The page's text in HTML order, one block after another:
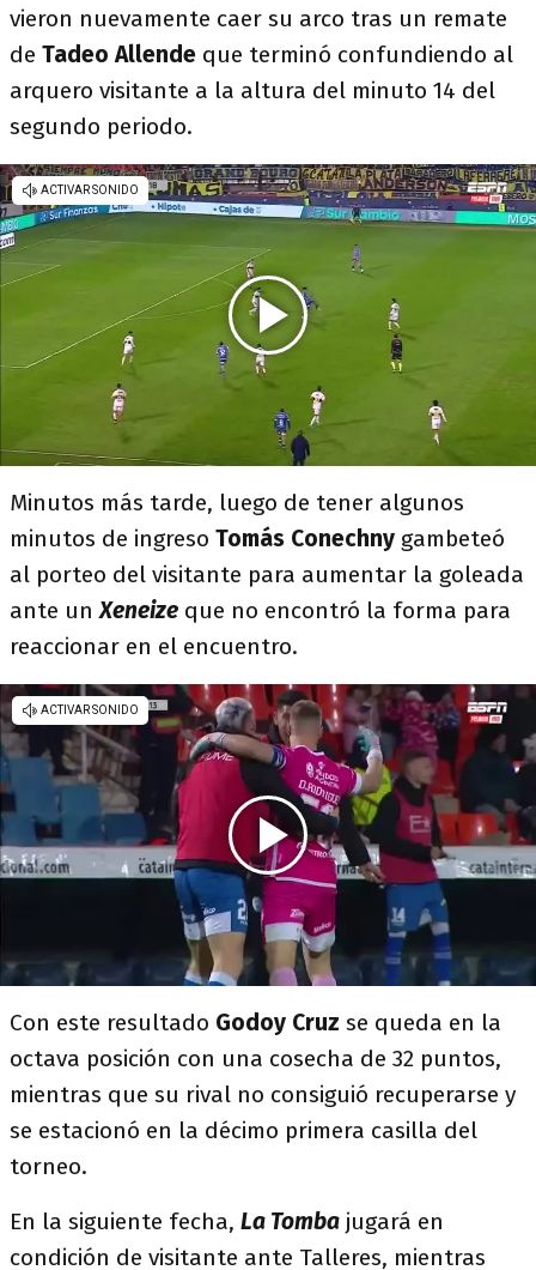
vieron nuevamente caer su arco tras un remate
de Tadeo Allende que terminó confundiendo al
arquero visitante a la altura del minuto 14 del
segundo periodo.
Minutos más tarde, luego de tener algunos
minutos de ingreso Tomás Conechny gambeteó
al porteo del visitante para aumentar la goleada
ante unXeneize que no encontró la forma para
reaccionar en el encuentro.
Con este resultado Godoy Cruz se queda en la
octava posición con una cosecha de 32 puntos,
mientras que su rival no consiguió recuperarse y
se estacionó en la décimo primera casilla del
torneo.
En la siguiente fecha, La Tomba jugará en
condición de visitante ante Talleres, mientras